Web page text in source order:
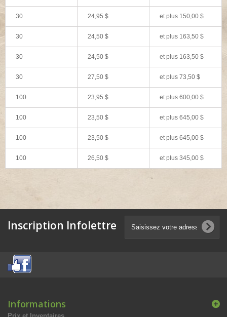
30 24,95 $ et plus 150,00 $
30 24,50 $ et plus 163,50 $
30 24,50 $ et plus 163,50 $
30 27,50 $ et plus 73,50 $
100 23,95 $ et plus 600,00 $
100 23,50 $ et plus 645,00 $
100 23,50 $ et plus 645,00 $
100 26,50 $ et plus 345,00 $
Inscription Infolettre
Informations